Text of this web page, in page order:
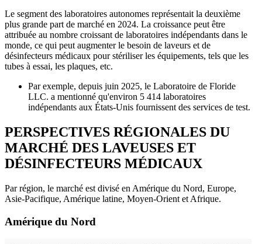
Le segment des laboratoires autonomes représentait la deuxième
plus grande part de marché en 2024. La croissance peut être
attribuée au nombre croissant de laboratoires indépendants dans le
monde, ce qui peut augmenter le besoin de laveurs et de
désinfecteurs médicaux pour stériliser les équipements, tels que les
tubes à essai, les plaques, etc.
Par exemple, depuis juin 2025, le Laboratoire de Floride
LLC. a mentionné qu'environ 5 414 laboratoires
indépendants aux États-Unis fournissent des services de test.
PERSPECTIVES RÉGIONALES DU
MARCHÉ DES LAVEUSES ET
DÉSINFECTEURS MÉDICAUX
Par région, le marché est divisé en Amérique du Nord, Europe,
Asie-Pacifique, Amérique latine, Moyen-Orient et Afrique.
Amérique du Nord